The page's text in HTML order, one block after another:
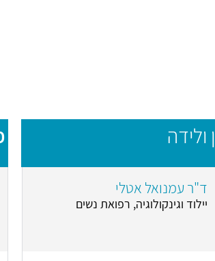
ולידה
ד"ר עמנואל אטלי
יילוד וגינקולוגיה, רפואת נשים